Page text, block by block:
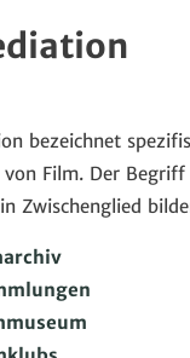
bezeichnet
Film. Der
Zwischenglied